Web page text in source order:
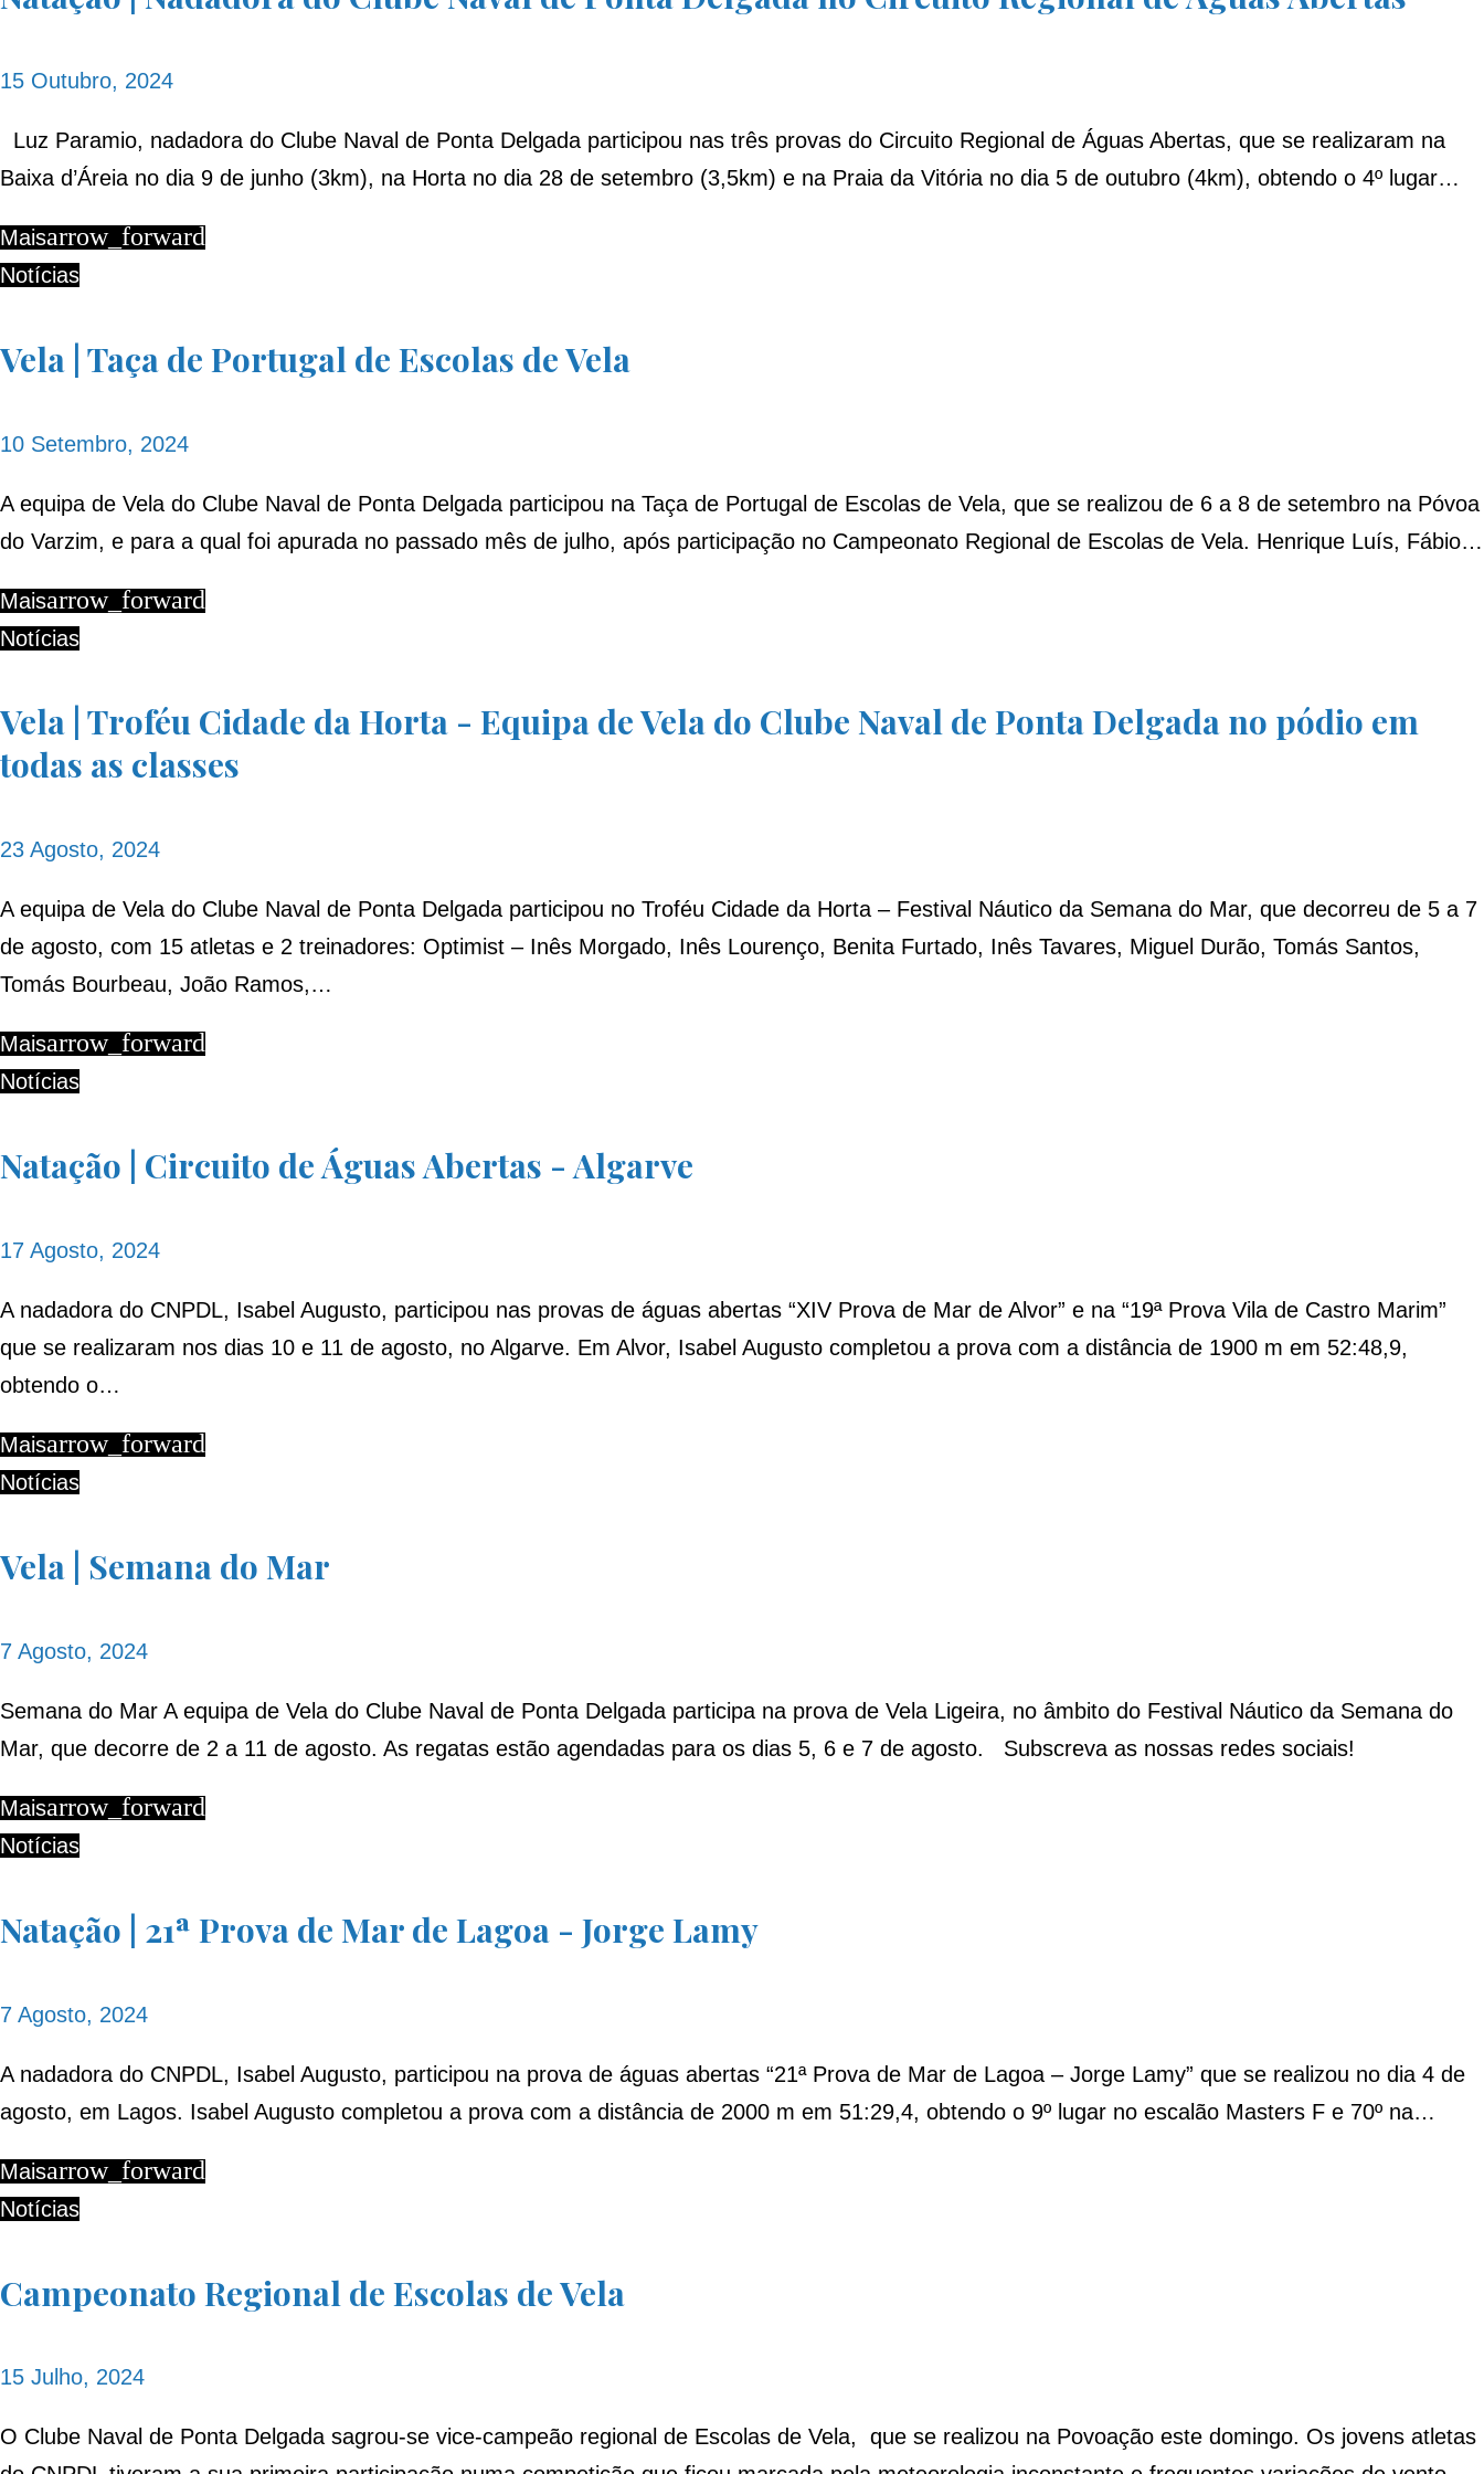
prova
15 Outubro, 2024
Luz Paramio, nadadora do Clube Naval de Ponta Delgada participou nas três provas do Circuito Regional de Águas Abertas, que se realizaram na
Baixa d’Áreia no dia 9 de junho (3km), na Horta no dia 28 de setembro (3,5km) e na Praia da Vitória no dia 5 de outubro (4km), obtendo o 4º lugar…
Maisarrow_forward
Notícias
Vela | Taça de Portugal de Escolas de Vela
10 Setembro, 2024
A equipa de Vela do Clube Naval de Ponta Delgada participou na Taça de Portugal de Escolas de Vela, que se realizou de 6 a 8 de setembro na Póvoa
do Varzim, e para a qual foi apurada no passado mês de julho, após participação no Campeonato Regional de Escolas de Vela. Henrique Luís, Fábio…
Maisarrow_forward
Notícias
Vela | Troféu Cidade da Horta - Equipa de Vela do Clube Naval de Ponta Delgada no pódio em
todas as classes
23 Agosto, 2024
A equipa de Vela do Clube Naval de Ponta Delgada participou no Troféu Cidade da Horta – Festival Náutico da Semana do Mar, que decorreu de 5 a 7
de agosto, com 15 atletas e 2 treinadores: Optimist – Inês Morgado, Inês Lourenço, Benita Furtado, Inês Tavares, Miguel Durão, Tomás Santos,
Tomás Bourbeau, João Ramos,…
Maisarrow_forward
Notícias
Natação | Circuito de Águas Abertas - Algarve
17 Agosto, 2024
A nadadora do CNPDL, Isabel Augusto, participou nas provas de águas abertas “XIV Prova de Mar de Alvor” e na “19ª Prova Vila de Castro Marim”
que se realizaram nos dias 10 e 11 de agosto, no Algarve. Em Alvor, Isabel Augusto completou a prova com a distância de 1900 m em 52:48,9,
obtendo o…
Maisarrow_forward
Notícias
Vela | Semana do Mar
7 Agosto, 2024
Semana do Mar A equipa de Vela do Clube Naval de Ponta Delgada participa na prova de Vela Ligeira, no âmbito do Festival Náutico da Semana do
Mar, que decorre de 2 a 11 de agosto. As regatas estão agendadas para os dias 5, 6 e 7 de agosto. Subscreva as nossas redes sociais!
Maisarrow_forward
Notícias
Natação | 21ª Prova de Mar de Lagoa - Jorge Lamy
7 Agosto, 2024
A nadadora do CNPDL, Isabel Augusto, participou na prova de águas abertas “21ª Prova de Mar de Lagoa – Jorge Lamy” que se realizou no dia 4 de
agosto, em Lagos. Isabel Augusto completou a prova com a distância de 2000 m em 51:29,4, obtendo o 9º lugar no escalão Masters F e 70º na…
Maisarrow_forward
Notícias
Campeonato Regional de Escolas de Vela
15 Julho, 2024
O Clube Naval de Ponta Delgada sagrou-se vice-campeão regional de Escolas de Vela, que se realizou na Povoação este domingo. Os jovens atletas